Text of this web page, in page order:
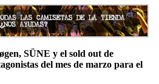
SÜNE y el sold out de
del mes de marzo para el